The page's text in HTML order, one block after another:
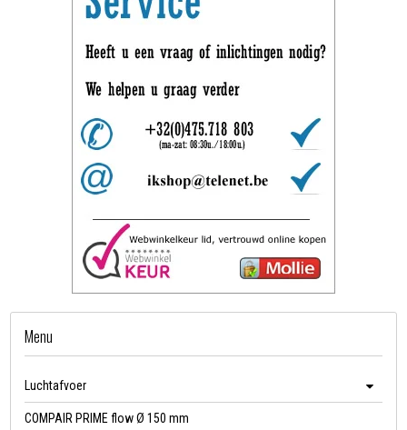
Menu
Luchtafvoer
COMPAIR PRIME flow Ø 150 mm